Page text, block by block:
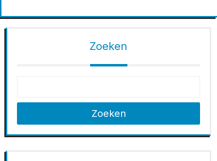
Zoeken
Zoeken